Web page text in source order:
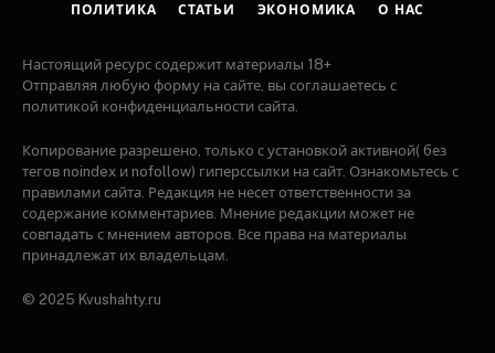
ПОЛИТИКА СТАТЬИ ЭКОНОМИКА О НАС
Настоящий ресурс содержит материалы 18+
Отправляя любую форму на сайте, вы соглашаетесь с
политикой конфиденциальности сайта.
Копирование разрешено, только с установкой активной( без
тегов noindex и nofollow) гиперссылки на сайт. Ознакомьтесь с
правилами сайта. Редакция не несет ответственности за
содержание комментариев. Мнение редакции может не
совпадать с мнением авторов. Все права на материалы
принадлежат их владельцам.
© 2025 Kvushahty.ru